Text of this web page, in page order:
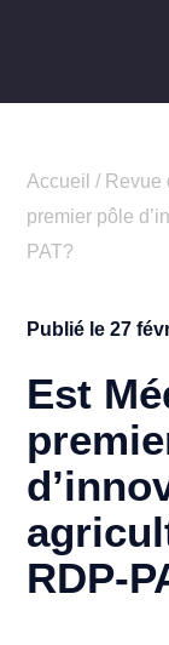
Accueil / Revue
premier pôle
PAT?
Publié le 27
Est
RDP-